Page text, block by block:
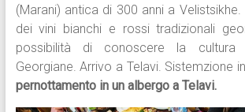
(Marani) antica di 300 anni a
dei vini bianchi e rossi tradizionali
possibilità di conoscere la
Georgiane. Arrivo a Telavi. Sistemzione
pernottamento in un albergo a Telavi.